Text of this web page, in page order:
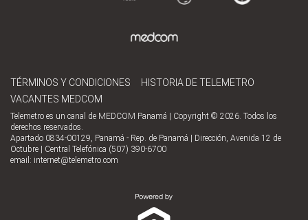
TÉRMINOS Y CONDICIONES
HISTORIA DE TELEMETRO
VACANTES MEDCOM
Telemetro es un canal de MEDCOM Panamá | Copyright © 2026. Todos los
derechos reservados.
Apartado 0834-00129, Panamá - Rep. de Panamá | Dirección, Avenida 12 de
Octubre | Central Telefónica (507) 390-6700
email: internet@telemetro.com